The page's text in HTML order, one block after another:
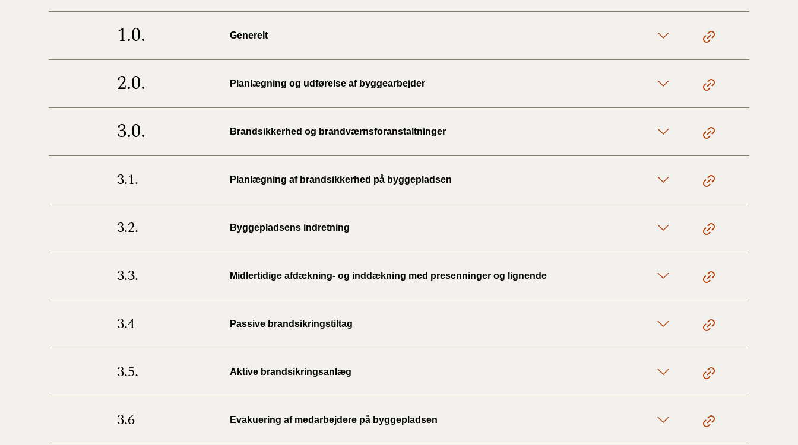
BR18 (1/1-9/3 2020)
BR18 (1/1-30/6 2018)
BR15 (2015-2018)
1.0. Generelt
2.0. Planlægning og udførelse af byggearbejder
3.0. Brandsikkerhed og brandværnsforanstaltninger
3.1. Planlægning af brandsikkerhed på byggepladsen
3.2. Byggepladsens indretning
3.3. Midlertidige afdækning- og inddækning med presenninger og lignende
3.4 Passive brandsikringstiltag
3.5. Aktive brandsikringsanlæg
3.6 Evakuering af medarbejdere på byggepladsen